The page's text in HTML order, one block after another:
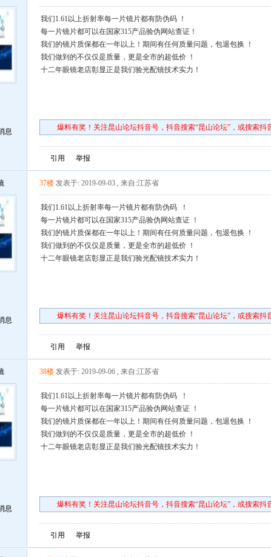
息
我们1.61以上折射率每一片镜片都有防伪码 ！
每一片镜片都可以在国家315产品验伪网站查证！
我们的镜片质保都在一年以上！期间有任何质量问题，包退包换 ！
我们做到的不仅仅是质量，更是全市的超低价 ！
十二年眼镜老店彰显正是我们验光配镜技术实力！
爆料有奖！关注昆山论坛抖音号，抖音搜索“昆山论坛”，或搜索抖
引用 举报
息
37楼 发表于: 2019-09-03 , 来自:江苏省
我们1.61以上折射率每一片镜片都有防伪码 ！
每一片镜片都可以在国家315产品验伪网站查证 ！
我们的镜片质保都在一年以上！期间有任何质量问题，包退包换 ！
我们做到的不仅仅是质量，更是全市的超低价 ！
十二年眼镜老店彰显正是我们验光配镜技术实力！
爆料有奖！关注昆山论坛抖音号，抖音搜索“昆山论坛”，或搜索抖
引用 举报
息
38楼 发表于: 2019-09-06 , 来自:江苏省
我们1.61以上折射率每一片镜片都有防伪码 ！
每一片镜片都可以在国家315产品验伪网站查证 ！
我们的镜片质保都在一年以上！期间有任何质量问题，包退包换 ！
我们做到的不仅仅是质量，更是全市的超低价 ！
十二年眼镜老店彰显正是我们验光配镜技术实力！
爆料有奖！关注昆山论坛抖音号，抖音搜索“昆山论坛”，或搜索抖
引用 举报